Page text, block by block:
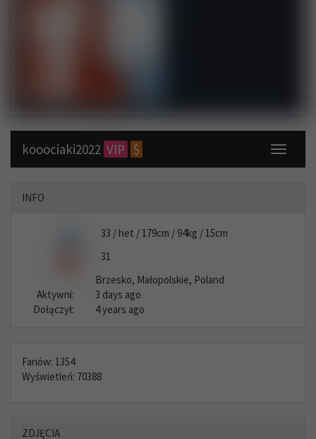
Toggle
kooociaki2022 VIP $
INFO
33 / het / 179cm / 94kg / 15cm
31
Brzesko, Małopolskie, Poland
Aktywni:
3 days ago
Dołączył:
4 years ago
Fanów: 1354
Wyświetleń: 70388
ZDJĘCIA